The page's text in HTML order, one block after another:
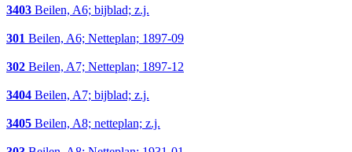
3403 Beilen, A6; bijblad; z.j.
301 Beilen, A6; Netteplan; 1897-09
302 Beilen, A7; Netteplan; 1897-12
3404 Beilen, A7; bijblad; z.j.
3405 Beilen, A8; netteplan; z.j.